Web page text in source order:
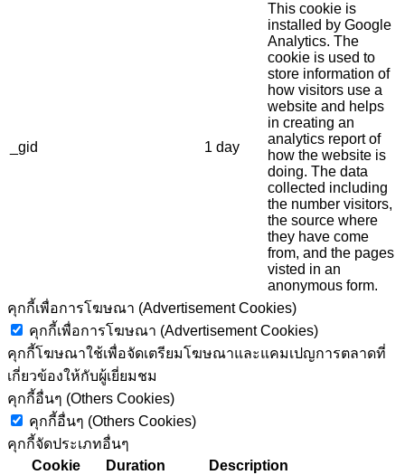
_gid 1 day
This cookie is
installed by Google
Analytics. The
cookie is used to
store information of
how visitors use a
website and helps
in creating an
analytics report of
how the website is
doing. The data
collected including
the number visitors,
the source where
they have come
from, and the pages
visted in an
anonymous form.
คุกกี้เพื่อการโฆษณา (Advertisement Cookies)
คุกกี้เพื่อการโฆษณา (Advertisement Cookies)
คุกกี้โฆษณาใช้เพื่อจัดเตรียมโฆษณาและแคมเปญการตลาดที่
เกี่ยวข้องให้กับผู้เยี่ยมชม
คุกกี้อื่นๆ (Others Cookies)
คุกกี้อื่นๆ (Others Cookies)
คุกกี้จัดประเภทอื่นๆ
Cookie
Duration
Description